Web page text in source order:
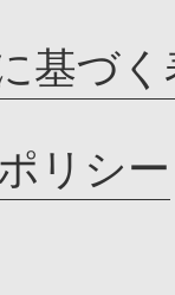
基づく
リシー